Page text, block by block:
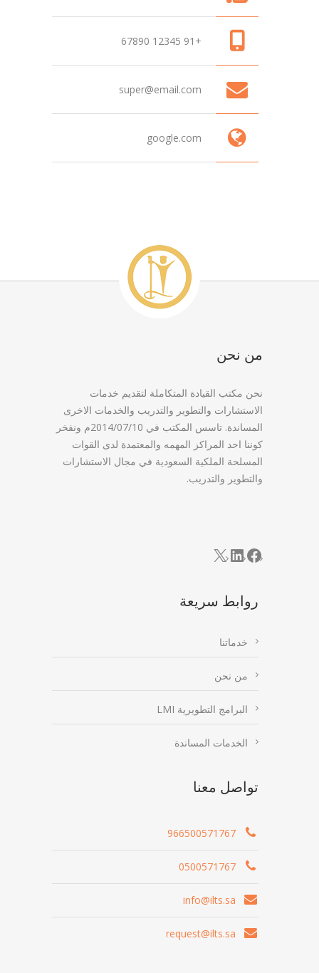
+91 12345 67890
super@email.com
google.com
من نحن
نحن مكتب القيادة المتكاملة لتقديم خدمات
الاستشارات والتطوير والتدريب والخدمات الاخرى
المساندة. تاسس المكتب في 2014/07/10م ونفخر
كوننا احد المراكز المهمه والمعتمدة لدى القوات
المسلحة الملكية السعودية في مجال الاستشارات
والتطوير والتدريب.
Facebook
LinkedIn
X
روابط سريعة
خدماتنا
من نحن
البرامج التطويرية LMI
الخدمات المساندة
تواصل معنا
966500571767
0500571767
info@ilts.sa
request@ilts.sa